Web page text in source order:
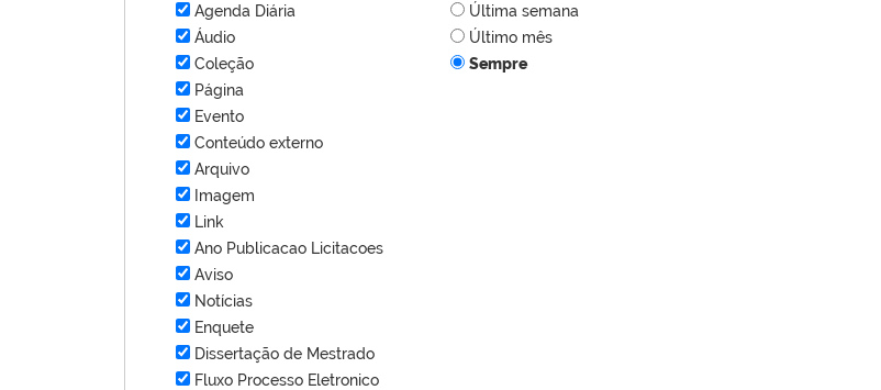
Agenda Diária
Áudio
Coleção
Página
Evento
Conteúdo externo
Arquivo
Imagem
Link
Ano Publicacao Licitacoes
Aviso
Notícias
Enquete
Dissertação de Mestrado
Fluxo Processo Eletronico
Última semana
Último mês
Sempre